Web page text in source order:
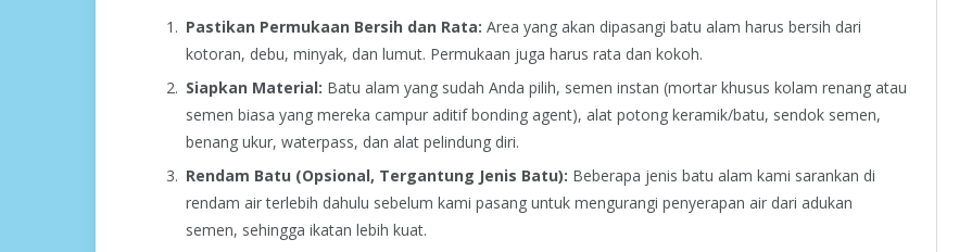
Pastikan Permukaan Bersih dan Rata: Area yang akan dipasangi batu alam harus bersih dari
kotoran, debu, minyak, dan lumut. Permukaan juga harus rata dan kokoh.
Siapkan Material: Batu alam yang sudah Anda pilih, semen instan (mortar khusus kolam renang atau
semen biasa yang mereka campur aditif bonding agent), alat potong keramik/batu, sendok semen,
benang ukur, waterpass, dan alat pelindung diri.
Rendam Batu (Opsional, Tergantung Jenis Batu): Beberapa jenis batu alam kami sarankan di
rendam air terlebih dahulu sebelum kami pasang untuk mengurangi penyerapan air dari adukan
semen, sehingga ikatan lebih kuat.